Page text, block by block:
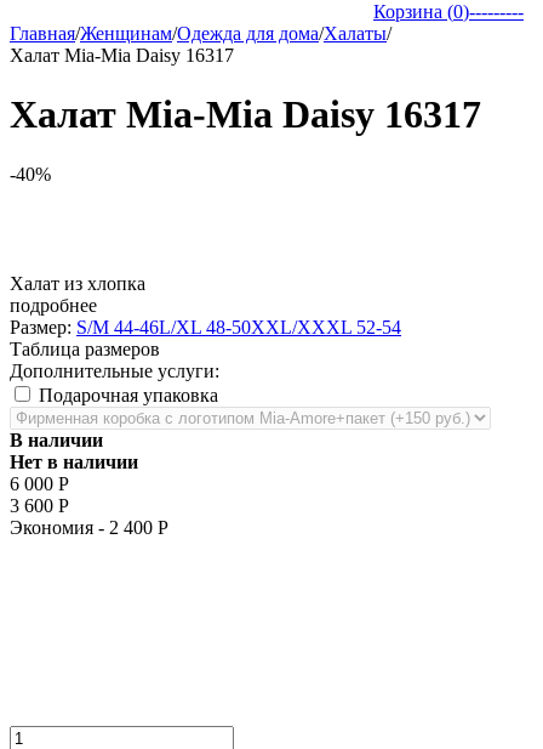
Корзина (0)---------
Главная/Женщинам/Одежда для дома/Халаты/
Халат Mia-Mia Daisy 16317
Халат Mia-Mia Daisy 16317
-40%
Халат из хлопка
подробнее
Размер: S/M 44-46L/XL 48-50XXL/XXXL 52-54
Таблица размеров
Дополнительные услуги:
Подарочная упаковка
В наличии
Нет в наличии
6 000 Р
3 600 Р
Экономия - 2 400 Р